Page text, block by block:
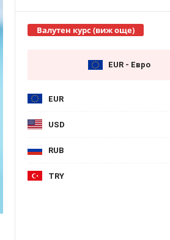
Валутен курс (виж още)
EUR - Евро
EUR
USD
RUB
TRY